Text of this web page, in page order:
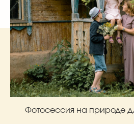
Фотосессия на природе